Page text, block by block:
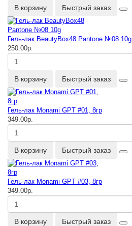
В корзину Быстрый заказ
Гель-лак BeautyBox48 Pantone №08 10g
250.00р.
В корзину Быстрый заказ
Гель-лак Monami GPT #01, 8гр
349.00р.
В корзину Быстрый заказ
Гель-лак Monami GPT #03, 8гр
349.00р.
В корзину Быстрый заказ